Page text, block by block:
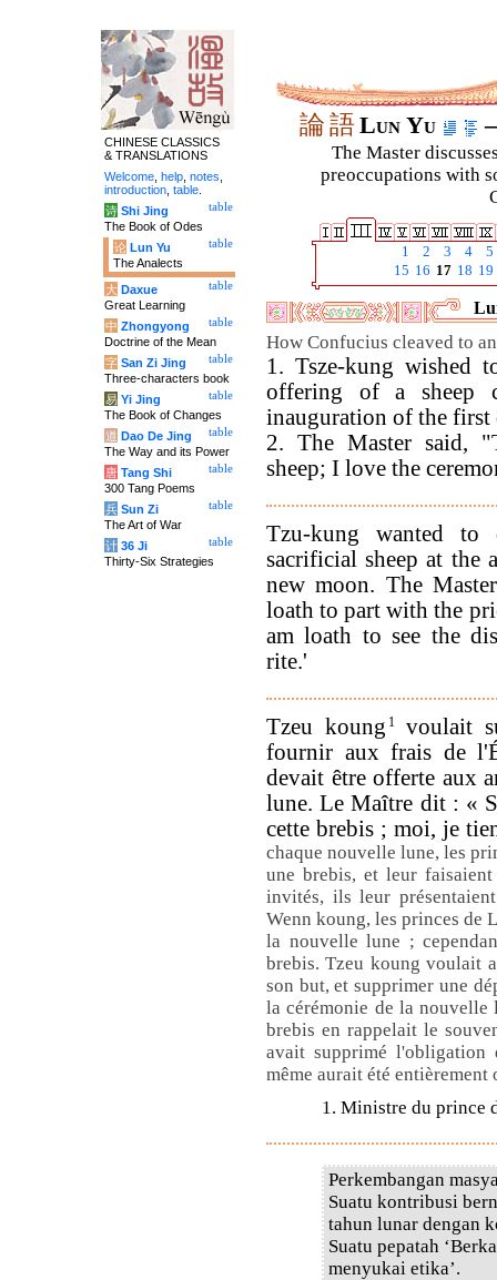
論語Lun Yu
The Master
preoccupations with
1 2 3 4
5
15 16 17 18 19
How Confucius cleaved to
1. Tsze-kung wished
offering of a sheep
inauguration of the first
2. The Master said,
sheep; I love the
Tzu-kung wanted
sacrificial sheep at the
new moon. The
loath to part with the
am loath to see the
rite.'
Tzeu koung 1voulait
fournir aux frais de
devait être offerte aux
lune. Le Maître dit : «
cette brebis ; moi, je
chaque nouvelle lune, les
une brebis, et leur
invités, ils leur
Wenn koung, les princes de
la nouvelle lune ;
brebis. Tzeu koung voulait
son but, et supprimer une
la cérémonie de la nouvelle
brebis en rappelait le
avait supprimé
même aurait été
1. Ministre du prince
Perkembangan
Suatu kontribusi
tahun lunar dengan
Suatu pepatah
menyukai etika’.
CHINESE CLASSICS
& TRANSLATIONS
Welcome help notes
introduction table
table
诗 Shi Jing
The Book of Odes
table
论 Lun Yu
The Analects
table
大 Daxue
Great Learning
table
中 Zhongyong
Doctrine of the Mean
table
字 San Zi Jing
Three-characters book
table
易 Yi Jing
The Book of Changes
table
道 Dao De Jing
The Way and its Power
table
唐 Tang Shi
300 Tang Poems
table
兵 Sun Zi
The Art of War
table
计 36 Ji
Thirty-Six Strategies